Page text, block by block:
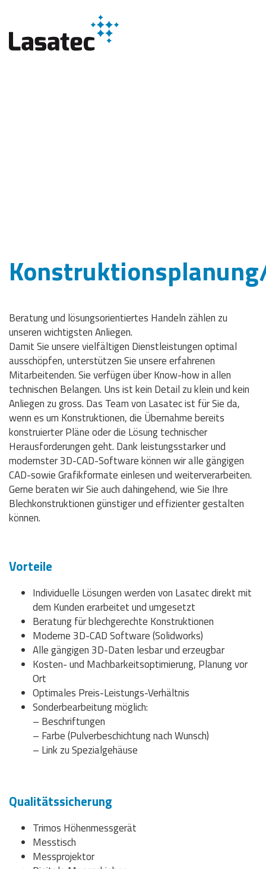
Beratung und lösungsorientiertes Handeln zählen zu
unseren wichtigsten Anliegen.
Damit Sie unsere vielfältigen Dienstleistungen optimal
ausschöpfen, unterstützen Sie unsere erfahrenen
Mitarbeitenden. Sie verfügen über Know-how in allen
technischen Belangen. Uns ist kein Detail zu klein und kein
Anliegen zu gross. Das Team von Lasatec ist für Sie da,
wenn es um Konstruktionen, die Übernahme bereits
konstruierter Pläne oder die Lösung technischer
Herausforderungen geht. Dank leistungsstarker und
modernster 3D-CAD-Software können wir alle gängigen
CAD-sowie Grafikformate einlesen und weiterverarbeiten.
Gerne beraten wir Sie auch dahingehend, wie Sie Ihre
Blechkonstruktionen günstiger und effizienter gestalten
können.
Vorteile
Individuelle Lösungen werden von Lasatec direkt mit
dem Kunden erarbeitet und umgesetzt
Beratung für blechgerechte Konstruktionen
Moderne 3D-CAD Software (Solidworks)
Alle gängigen 3D-Daten lesbar und erzeugbar
Kosten- und Machbarkeitsoptimierung, Planung vor
Ort
Optimales Preis-Leistungs-Verhältnis
Sonderbearbeitung möglich:
– Beschriftungen
– Farbe (Pulverbeschichtung nach Wunsch)
– Link zu Spezialgehäuse
Qualitätssicherung
Trimos Höhenmessgerät
Messtisch
Messprojektor